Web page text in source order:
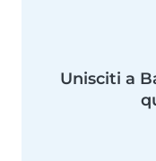
Unisciti a